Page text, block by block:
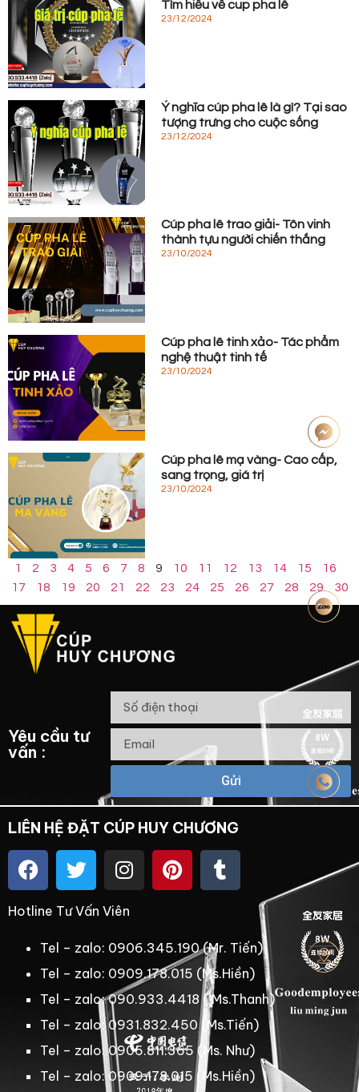
Tìm hiểu về cup pha lê
23/12/2024
Ý nghĩa cúp pha lê là gì? Tại sao
tượng trưng cho cuộc sống
23/12/2024
Cúp pha lê trao giải- Tôn vinh
thành tựu người chiến thắng
23/10/2024
Cúp pha lê tinh xảo- Tác phẩm
nghệ thuật tinh tế
23/10/2024
Cúp pha lê mạ vàng- Cao cấp,
sang trọng, giá trị
23/10/2024
1 2 3 4 5 6 7 8 9 10 11 12 13 14 15
16
17
18 19 20 21 22 23 24 25 26 27 28 29 30
Yêu cầu tư
vấn :
Gửi
LIÊN HỆ ĐẶT CÚP HUY CHƯƠNG
Hotline Tư Vấn Viên
Tel – zalo: 0906.345.190 (Mr. Tiến)
Tel – zalo: 0909.178.015 (Ms.Hiền)
Tel – zalo: 090.933.4418 ( Ms.Thanh)
Tel – zalo: 0931.832.450 (Ms.Tiến)
Tel – zalo: 0906.811.365 (Ms. Như)
Tel – zalo: 0909.178.015 (Ms.Hiền)